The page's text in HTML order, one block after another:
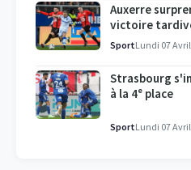
Auxerre
victoire
SportLundi 07
Strasbourg
à la 4ᵉ place
SportLundi 07